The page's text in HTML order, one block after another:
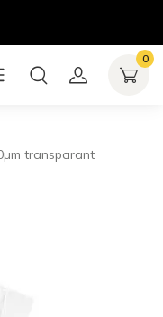
0
transparant